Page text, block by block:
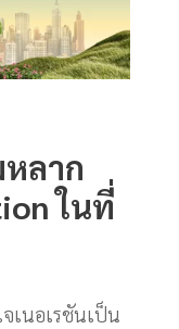
ลาก
ในที่
จเนอเรชันเป็น